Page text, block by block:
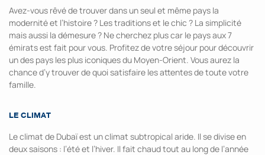
Avez-vous rêvé de trouver dans un seul et même pays la
modernité et l’histoire ? Les traditions et le chic ? La simplicité
mais aussi la démesure ? Ne cherchez plus car le pays aux 7
émirats est fait pour vous. Profitez de votre séjour pour découvrir
un des pays les plus iconiques du Moyen-Orient. Vous aurez la
chance d’y trouver de quoi satisfaire les attentes de toute votre
famille.
LE CLIMAT
Le climat de Dubaï est un climat subtropical aride. Il se divise en
deux saisons : l’été et l’hiver. Il fait chaud tout au long de l’année